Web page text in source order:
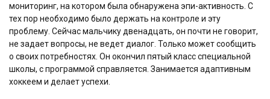
мониторинг, на котором была обнаружена эпи-активность. С
тех пор необходимо было держать на контроле и эту
проблему. Сейчас мальчику двенадцать, он почти не говорит,
не задает вопросы, не ведет диалог. Только может сообщить
о своих потребностях. Он окончил пятый класс специальной
школы, с программой справляется. Занимается адаптивным
хоккеем и делает успехи.